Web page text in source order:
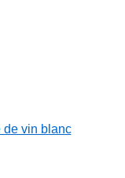
de vin blanc